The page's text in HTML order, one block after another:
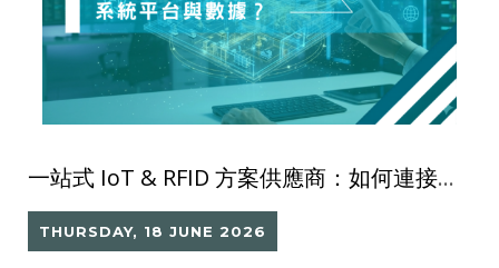
一站式 IoT & RFID 方案供應商：如何連接前線硬件、系統平台與數據？
THURSDAY, 18 JUNE 2026